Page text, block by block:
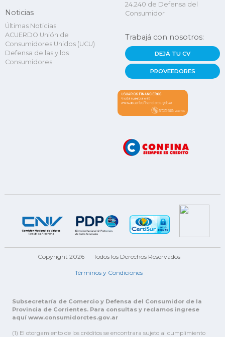
Noticias
Últimas Noticias
ACUERDO Unión de
Consumidores Unidos (UCU)
Defensa de las y los
Consumidores
24.240 de Defensa del
Consumidor
Trabajá con nosotros:
DEJÁ TU CV
PROVEEDORES
Copyright 2026 Todos los Derechos Reservados
Términos y Condiciones
Subsecretaría de Comercio y Defensa del Consumidor de la
Provincia de Corrientes. Para consultas y reclamos ingrese
aquí www.consumidorctes.gov.ar
(1) El otorgamiento de los créditos se encontrara sujeto al cumplimiento